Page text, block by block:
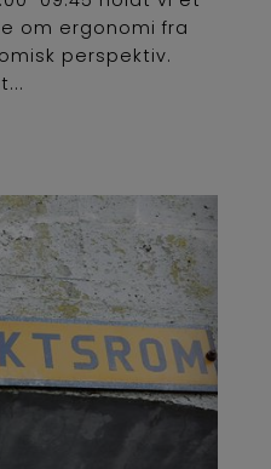
om ergonomi fra
perspektiv.